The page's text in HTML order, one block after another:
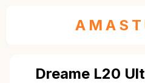
Dreame L20